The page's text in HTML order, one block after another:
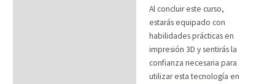
Al concluir este curso,
estarás equipado con
habilidades prácticas en
impresión 3D y sentirás la
confianza necesaria para
utilizar esta tecnología en